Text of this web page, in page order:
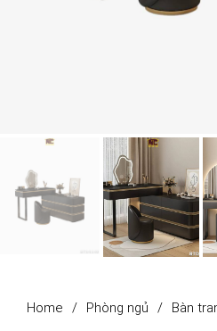
Home / Phòng ngủ / Bàn